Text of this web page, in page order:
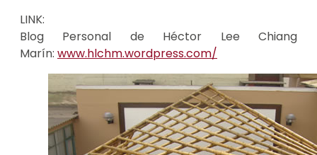
LINK:
Blog Personal de Héctor Lee Chiang
Marín: www.hlchm.wordpress.com/